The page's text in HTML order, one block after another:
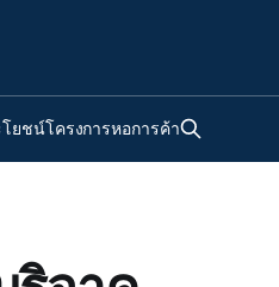
ยชน์โครงการหอการค้า